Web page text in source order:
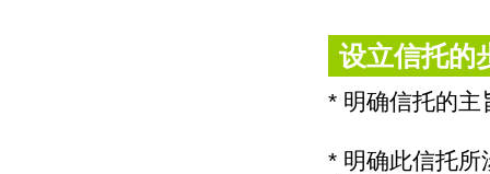
设立信托的
* 明确信托的主
* 明确此信托所